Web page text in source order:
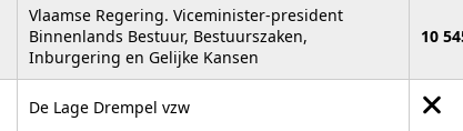
Vlaamse Regering. Viceminister-president
Binnenlands Bestuur, Bestuurszaken,
Inburgering en Gelijke Kansen
10
De Lage Drempel vzw